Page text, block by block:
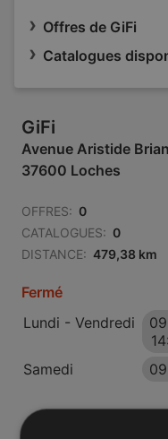
Offres de GiFi
Catalogues
GiFi
Avenue Aristide
37600 Loches
OFFRES: 0
CATALOGUES: 0
DISTANCE: 479,38 km
Fermé
Lundi - Vendredi
Samedi